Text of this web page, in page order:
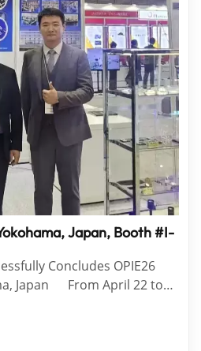
Japan, Booth #I-
Concludes OPIE26
April 22 to
held in Yokohama,
attended the exhibition at
full range of precision